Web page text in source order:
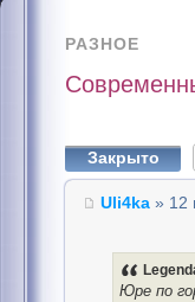
РАЗНОЕ
Закрыто
Uli4ka » 12
Юре по